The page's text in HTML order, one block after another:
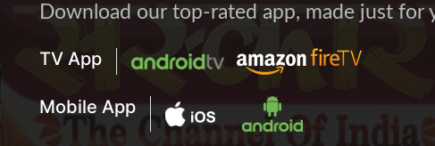
Download our top-rated app, made just for
TV App
Mobile App